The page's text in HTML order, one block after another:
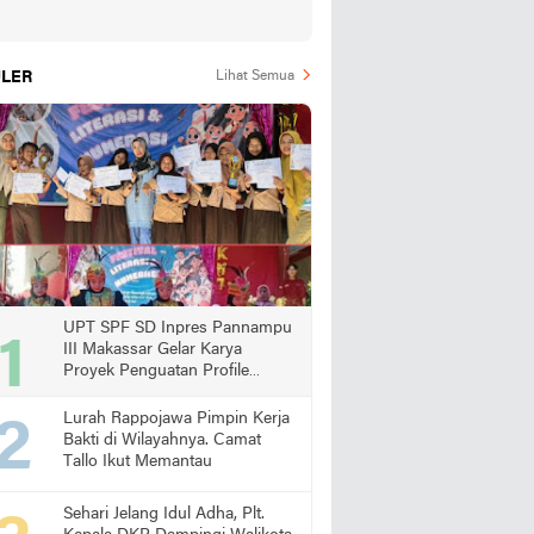
Lihat Semua
UPT SPF SD Inpres Pannampu
III Makassar Gelar Karya
Proyek Penguatan Profile
Lurah Rappojawa Pimpin Kerja
Bakti di Wilayahnya. Camat
Tallo Ikut Memantau
Sehari Jelang Idul Adha, Plt.